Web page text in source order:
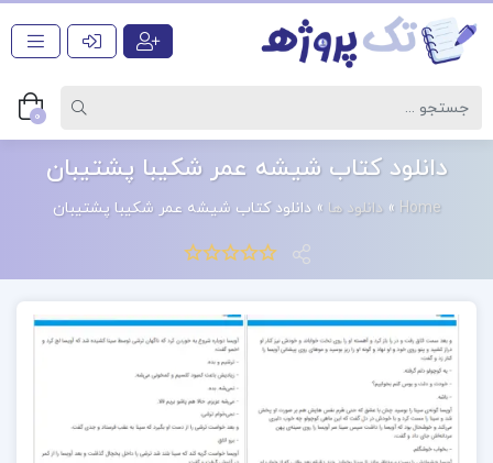
0
دانلود کتاب شیشه عمر شکیبا پشتیبان
Home
» دانلود ها »دانلود کتاب شیشه عمر شکیبا پشتیبان